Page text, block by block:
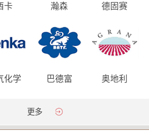
卡 瀚森 德固赛
化学 巴德富 奥地利
更多